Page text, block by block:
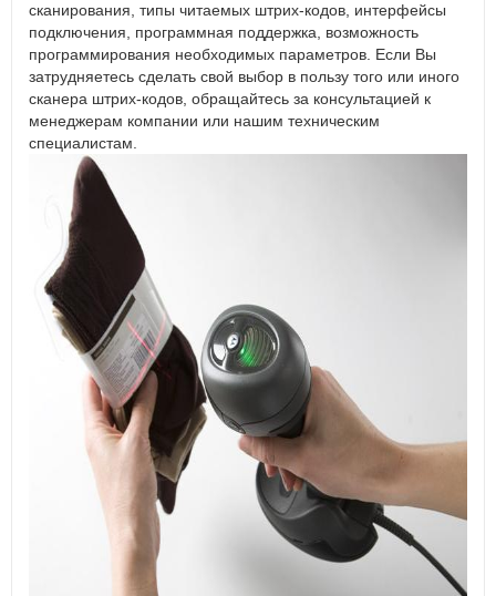
сканирования, типы читаемых штрих-кодов, интерфейсы
подключения, программная поддержка, возможность
программирования необходимых параметров. Если Вы
затрудняетесь сделать свой выбор в пользу того или иного
сканера штрих-кодов, обращайтесь за консультацией к
менеджерам компании или нашим техническим
специалистам.